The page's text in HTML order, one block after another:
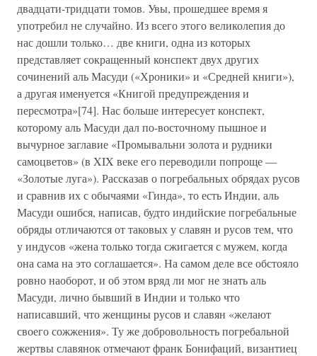
двадцати-тридцати томов. Увы, прошедшее время я
употребил не случайно. Из всего этого великолепия до
нас дошли только… две книги, одна из которых
представляет сокращенный конспект двух других
сочинений аль Масуди («Хроники» и «Средней книги»),
а другая именуется «Книгой предупреждения и
пересмотра»[74]. Нас больше интересует конспект,
которому аль Масуди дал по-восточному пышное и
вычурное заглавие «Промывальни золота и рудники
самоцветов» (в XIX веке его переводили попроще —
«Золотые луга»). Рассказав о погребальных обрядах русов
и сравнив их с обычаями «Гинда», то есть Индии, аль
Масуди ошибся, написав, будто индийские погребальные
обряды отличаются от таковых у славян и русов тем, что
у индусов «жена только тогда сжигается с мужем, когда
она сама на это соглашается». На самом деле все обстояло
ровно наоборот, и об этом вряд ли мог не знать аль
Масуди, лично бывший в Индии и только что
написавший, что женщины русов и славян «желают
своего сожжения». Ту же добровольность погребальной
жертвы славянок отмечают франк Бонифаций, византиец